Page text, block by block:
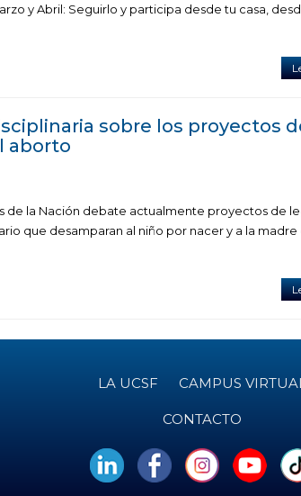
y Abril: Seguirlo y participa desde tu casa,
sobre los proyectos
aborto
de la Nación debate actualmente proyectos de
que desamparan al niño por nacer y a la madre
LA UCSF CAMPUS
CONTACTO